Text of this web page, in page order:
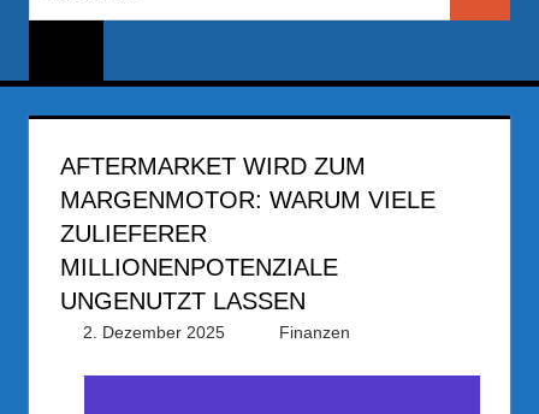
nach:
AFTERMARKET WIRD ZUM
MARGENMOTOR: WARUM VIELE
ZULIEFERER
MILLIONENPOTENZIALE
UNGENUTZT LASSEN
2. Dezember 2025 PRGateway
Finanzen